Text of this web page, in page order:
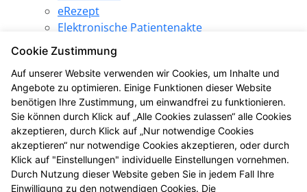
eRezept
Elektronische Patientenakte
Pharmazeutische Dienstleistungen
Angebote
SPARezept
Produkt des Monats
LINDA Gewinnspiel
LINDA Aktion
LINDA Eigenmarke
Gesundheitsthemen
LINDA Coupons
Cookie Zustimmung
Auf unserer Website verwenden wir Cookies, um Inhalte und
Angebote zu optimieren. Einige Funktionen dieser Website
benötigen Ihre Zustimmung, um einwandfrei zu funktionieren.
Sie können durch Klick auf „Alle Cookies zulassen“ alle Cookies
akzeptieren, durch Klick auf „Nur notwendige Cookies
akzeptieren“ nur notwendige Cookies akzeptieren, oder durch
Klick auf "Einstellungen" individuelle Einstellungen vornehmen.
Durch Nutzung dieser Website geben Sie in jedem Fall Ihre
Einwilligung zu den notwendigen Cookies. Die